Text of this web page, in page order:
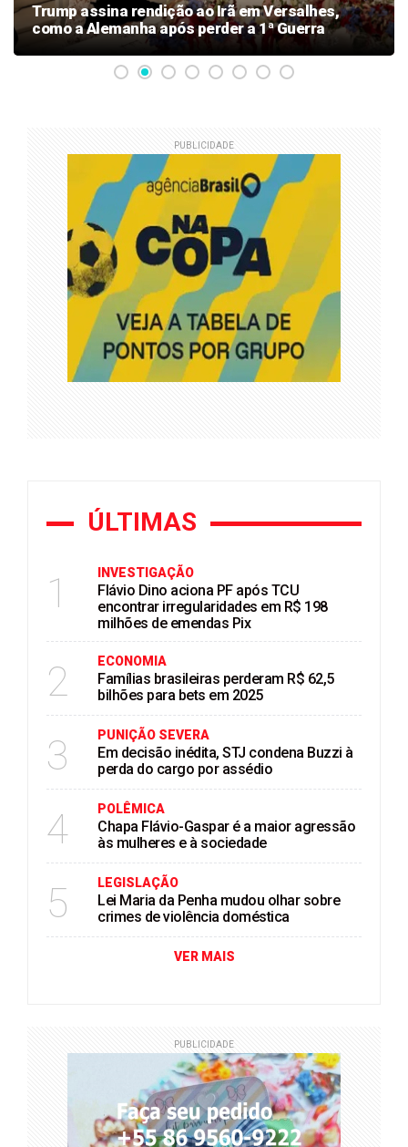
Trump assina rendição ao Irã em Versalhes,
como a Alemanha após perder a 1ª Guerra
PUBLICIDADE
ÚLTIMAS
1 INVESTIGAÇÃO
Flávio Dino aciona PF após TCU
encontrar irregularidades em R$ 198
milhões de emendas Pix
2 ECONOMIA
Famílias brasileiras perderam R$ 62,5
bilhões para bets em 2025
3 PUNIÇÃO SEVERA
Em decisão inédita, STJ condena Buzzi à
perda do cargo por assédio
4 POLÊMICA
Chapa Flávio-Gaspar é a maior agressão
às mulheres e à sociedade
5 LEGISLAÇÃO
Lei Maria da Penha mudou olhar sobre
crimes de violência doméstica
VER MAIS
PUBLICIDADE